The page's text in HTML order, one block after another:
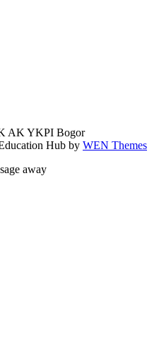
AK YKPI Bogor
Hub by WEN Themes
away